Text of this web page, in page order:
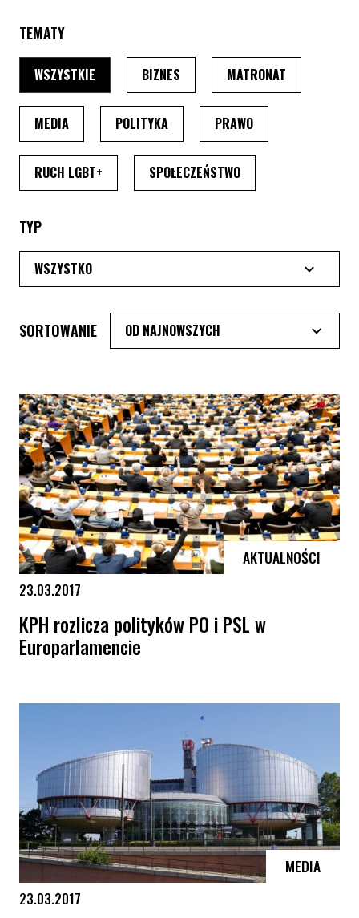
TEMATY
WSZYSTKIE PO WYBRANIU TEMATU, STRONA PRZEŁADUJE SIĘ
BIZNES PO WYBRANIU TEMATU, STRONA
MATRONAT
MEDIAPO WYBRANIU TEMATU, STRONA PRZEŁADUJE SIĘ
POLITYKAPO WYBRANIU TEMATU, STRONA
PRAWOPO WYBRANIU
RUCH LGBT+ PO WYBRANIU TEMATU, STRONA PRZEŁADUJE
SPOŁECZEŃSTWOPO WYBRANIU
TYP
SORTOWANIE
AKTUALNOŚCI
23.03.2017
KPH rozlicza polityków PO i PSL w
Europarlamencie
MEDIA
23.03.2017